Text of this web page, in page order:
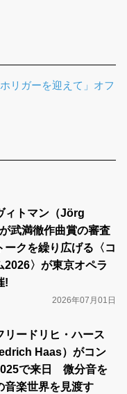
リガーを迎えて」オフ
ィトマン（Jörg
武満徹作曲賞の審査
ークを繰り広げる〈コ
2026〉が東京オペラ
!
2026年07月01日
リードリヒ・ハース
Haas）がコン
で来日 微分音を
音楽世界を見渡す